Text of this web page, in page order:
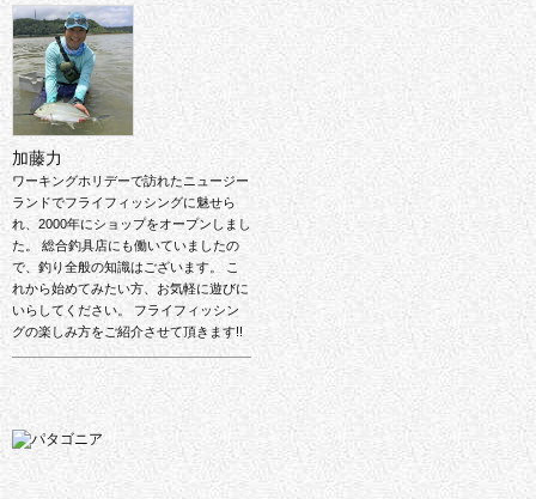
加藤力
ワーキングホリデーで訪れたニュージー
ランドでフライフィッシングに魅せら
れ、2000年にショップをオープンしまし
た。 総合釣具店にも働いていましたの
で、釣り全般の知識はございます。 こ
れから始めてみたい方、お気軽に遊びに
いらしてください。 フライフィッシン
グの楽しみ方をご紹介させて頂きます!!